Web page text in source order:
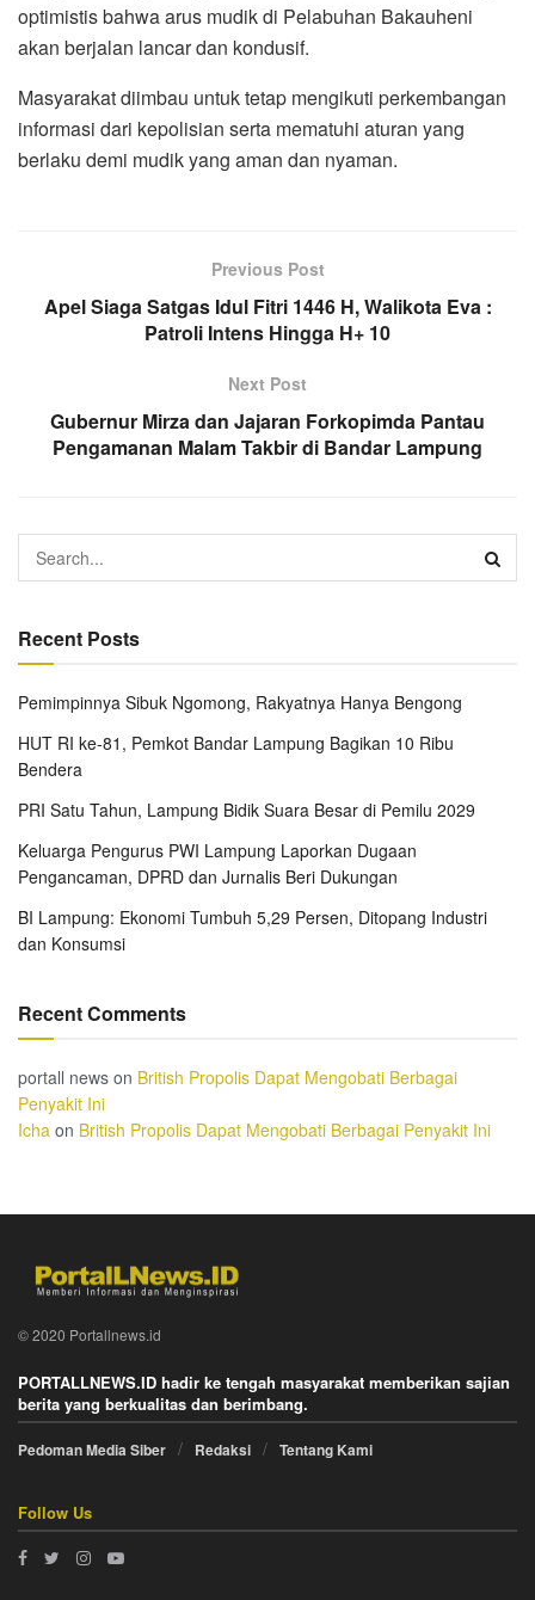
optimistis bahwa arus mudik di Pelabuhan Bakauheni
akan berjalan lancar dan kondusif.
Masyarakat diimbau untuk tetap mengikuti perkembangan
informasi dari kepolisian serta mematuhi aturan yang
berlaku demi mudik yang aman dan nyaman.
Previous Post
Apel Siaga Satgas Idul Fitri 1446 H, Walikota Eva :
Patroli Intens Hingga H+ 10
Next Post
Gubernur Mirza dan Jajaran Forkopimda Pantau
Pengamanan Malam Takbir di Bandar Lampung
Recent Posts
Pemimpinnya Sibuk Ngomong, Rakyatnya Hanya Bengong
HUT RI ke-81, Pemkot Bandar Lampung Bagikan 10 Ribu
Bendera
PRI Satu Tahun, Lampung Bidik Suara Besar di Pemilu 2029
Keluarga Pengurus PWI Lampung Laporkan Dugaan
Pengancaman, DPRD dan Jurnalis Beri Dukungan
BI Lampung: Ekonomi Tumbuh 5,29 Persen, Ditopang Industri
dan Konsumsi
Recent Comments
portall news on British Propolis Dapat Mengobati Berbagai
Penyakit Ini
Icha on British Propolis Dapat Mengobati Berbagai Penyakit Ini
© 2020 Portallnews.id
PORTALLNEWS.ID hadir ke tengah masyarakat memberikan sajian
berita yang berkualitas dan berimbang.
Pedoman Media Siber Redaksi Tentang Kami
Follow Us